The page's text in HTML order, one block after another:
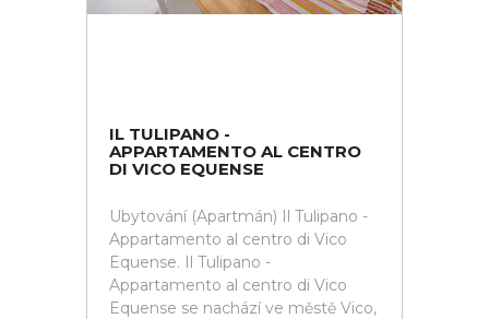
IL TULIPANO -
APPARTAMENTO AL CENTRO
DI VICO EQUENSE
Ubytování (Apartmán) Il Tulipano -
Appartamento al centro di Vico
Equense. Il Tulipano -
Appartamento al centro di Vico
Equense se nachází ve městě Vico,